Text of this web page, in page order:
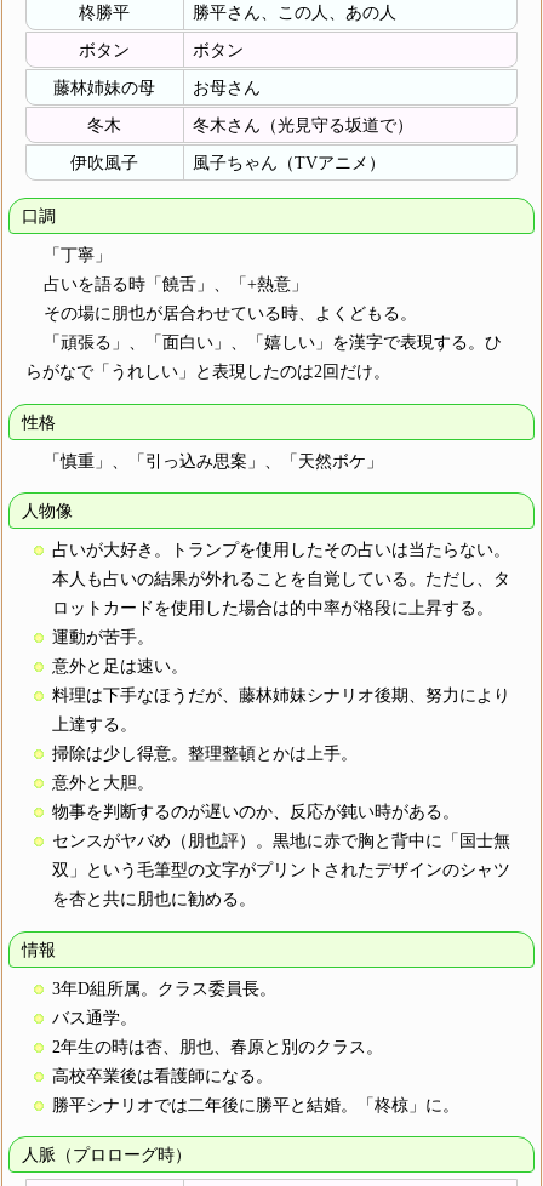
柊勝平
勝平さん、この人、あの人
ボタン
ボタン
藤林姉妹の母
お母さん
冬木
冬木さん（光見守る坂道で）
伊吹風子
風子ちゃん（TVアニメ）
口調
「丁寧」
占いを語る時「饒舌」、「+熱意」
その場に朋也が居合わせている時、よくどもる。
「頑張る」、「面白い」、「嬉しい」を漢字で表現する。ひ
らがなで「うれしい」と表現したのは2回だけ。
性格
「慎重」、「引っ込み思案」、「天然ボケ」
人物像
占いが大好き。トランプを使用したその占いは当たらない。
本人も占いの結果が外れることを自覚している。ただし、タ
ロットカードを使用した場合は的中率が格段に上昇する。
運動が苦手。
意外と足は速い。
料理は下手なほうだが、藤林姉妹シナリオ後期、努力により
上達する。
掃除は少し得意。整理整頓とかは上手。
意外と大胆。
物事を判断するのが遅いのか、反応が鈍い時がある。
センスがヤバめ（朋也評）。黒地に赤で胸と背中に「国士無
双」という毛筆型の文字がプリントされたデザインのシャツ
を杏と共に朋也に勧める。
情報
3年D組所属。クラス委員長。
バス通学。
2年生の時は杏、朋也、春原と別のクラス。
高校卒業後は看護師になる。
勝平シナリオでは二年後に勝平と結婚。「柊椋」に。
人脈（プロローグ時）